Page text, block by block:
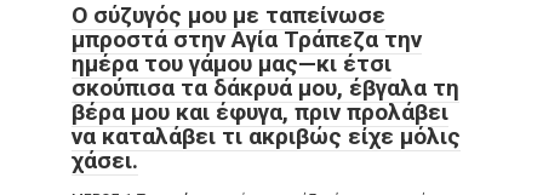
Ο σύζυγός μου με ταπείνωσε
μπροστά στην Αγία Τράπεζα την
ημέρα του γάμου μας—κι έτσι
σκούπισα τα δάκρυά μου, έβγαλα τη
βέρα μου και έφυγα, πριν προλάβει
να καταλάβει τι ακριβώς είχε μόλις
χάσει.